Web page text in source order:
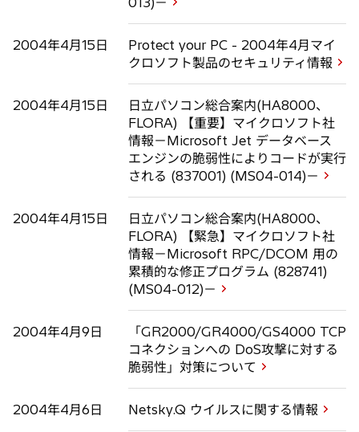
2004年4月15日
Protect your PC - 2004年4月マイ
クロソフト製品のセキュリティ情報
2004年4月15日
日立パソコン総合案内(HA8000、
FLORA) 【重要】マイクロソフト社
情報－Microsoft Jet データベース
エンジンの脆弱性によりコードが実行
される (837001) (MS04-014)－
2004年4月15日
日立パソコン総合案内(HA8000、
FLORA) 【緊急】マイクロソフト社
情報－Microsoft RPC/DCOM 用の
累積的な修正プログラム (828741)
(MS04-012)－
2004年4月9日
「GR2000/GR4000/GS4000 TCP
コネクションへの DoS攻撃に対する
脆弱性」対策について
2004年4月6日 Netsky.Q ウイルスに関する情報